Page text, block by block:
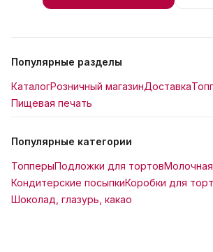
Популярные разделы
КаталогРозничный магазинДоставка
Пищевая печать
Популярные категории
ТопперыПодложки для тортов
Кондитерские посыпкиКоробки для
Шоколад, глазурь, какао